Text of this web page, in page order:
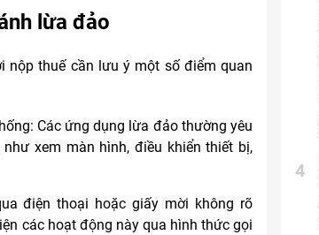
lừa đảo
nộp thuế cần lưu ý một số điểm quan
Các ứng dụng lừa đảo thường yêu
xem màn hình, điều khiển thiết bị,
điện thoại hoặc giấy mời không rõ
các hoạt động này qua hình thức gọi
4